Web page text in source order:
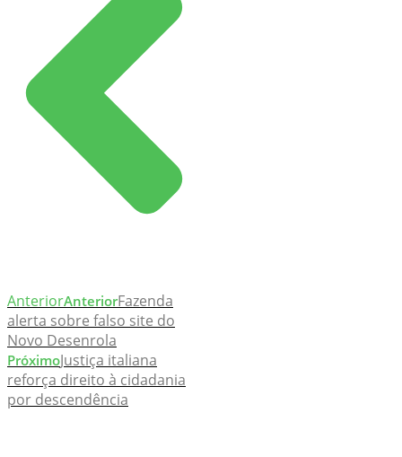
AnteriorAnteriorFazenda
alerta sobre falso site do
Novo Desenrola
PróximoJustiça italiana
reforça direito à cidadania
por descendência